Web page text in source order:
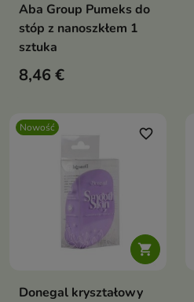
Aba Group Pumeks do
stóp z nanoszkłem 1
sztuka
8,46 €
Nowość

favorite_border
Donegal kryształowy